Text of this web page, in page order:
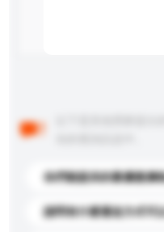
你們能提供的最優惠價
請問有什麼運送方式可